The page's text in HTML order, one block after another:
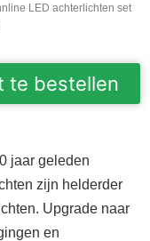
LED achterlichten set
te bestellen
jaar geleden
zijn helderder
Upgrade naar
en